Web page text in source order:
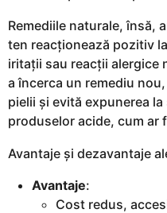
Remediile naturale, însă,
ten reacționează pozitiv
iritații sau reacții alergice
a încerca un remediu
pielii și evită expunerea
produselor acide, cum ar
Avantaje și dezavantaje
Avantaje:
Cost redus,